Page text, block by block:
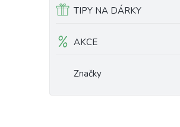
TIPY NA DÁRKY
AKCE
Značky